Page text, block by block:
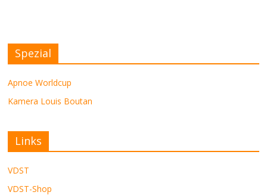
Spezial
Apnoe Worldcup
Kamera Louis Boutan
Links
VDST
VDST-Shop